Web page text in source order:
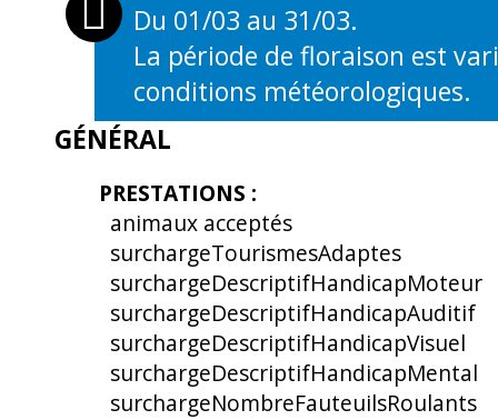
OUVERTURES
Du 01/03 au 31/03.
La période de floraison est
conditions météorologiques.
GÉNÉRAL
PRESTATIONS :
animaux acceptés
surchargeTourismesAdaptes
surchargeDescriptifHandicapMoteur
surchargeDescriptifHandicapAuditif
surchargeDescriptifHandicapVisuel
surchargeDescriptifHandicapMental
surchargeNombreFauteuilsRoulants